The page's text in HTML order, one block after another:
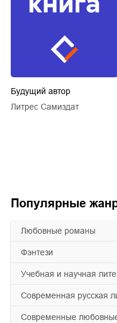
Популярные
любовные романы
фэнтези
учебная и научная
современная русская
современные
Будущий автор
Литрес Самиздат